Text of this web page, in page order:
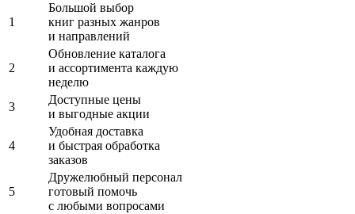
1
Большой выбор
книг разных жанров
и направлений
2
Обновление каталога
и ассортимента каждую
неделю
3
Доступные цены
и выгодные акции
4
Удобная доставка
и быстрая обработка
заказов
5
Дружелюбный персонал
готовый помочь
с любыми вопросами